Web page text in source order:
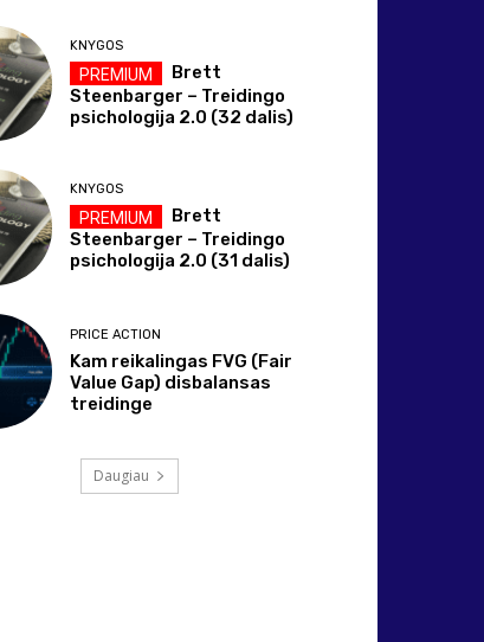
KNYGOS
Brett
Steenbarger – Treidingo
psichologija 2.0 (32 dalis)
KNYGOS
Brett
Steenbarger – Treidingo
psichologija 2.0 (31 dalis)
PRICE ACTION
Kam reikalingas FVG (Fair
Value Gap) disbalansas
treidinge
Daugiau